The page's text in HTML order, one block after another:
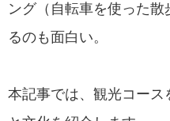
ング（自転車を使った
るのも面白い。
本記事では、観光コース